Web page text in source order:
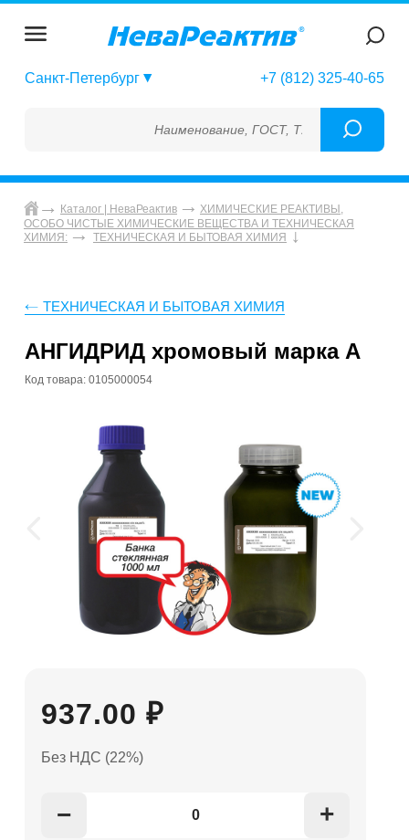
Санкт-Петербург +7 (812) 325-40-65
Наименование, ГОСТ, ТУ, ГСО, МСО, ОСО,
Каталог | НеваРеактив
ХИМИЧЕСКИЕ РЕАКТИВЫ,
ОСОБО ЧИСТЫЕ ХИМИЧЕСКИЕ ВЕЩЕСТВА И ТЕХНИЧЕСКАЯ
ХИМИЯ:
ТЕХНИЧЕСКАЯ И БЫТОВАЯ ХИМИЯ
ТЕХНИЧЕСКАЯ И БЫТОВАЯ ХИМИЯ
АНГИДРИД хромовый марка А
Код товара: 0105000054
937.00 ₽
Без НДС (22%)
− +